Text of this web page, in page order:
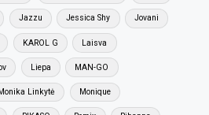
Jazzu Jessica Shy Jovani
KAROL G Laisva
Liepa MAN-GO
Linkytė Monique